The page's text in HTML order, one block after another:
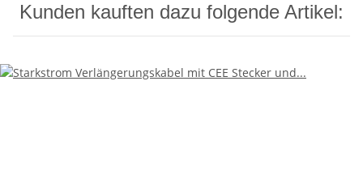
Kunden kauften dazu folgende Artikel: